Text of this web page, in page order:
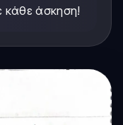
κάθε άσκηση!